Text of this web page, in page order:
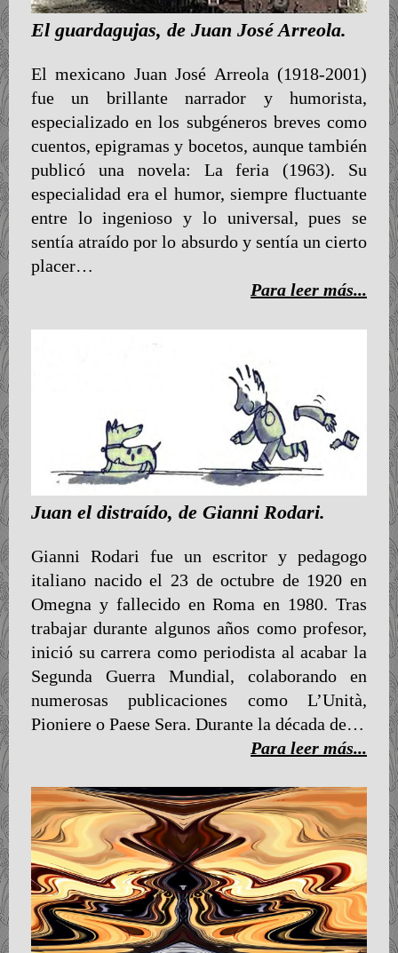
El guardagujas, de Juan José Arreola.
El mexicano Juan José Arreola (1918-2001)
fue un brillante narrador y humorista,
especializado en los subgéneros breves como
cuentos, epigramas y bocetos, aunque también
publicó una novela: La feria (1963). Su
especialidad era el humor, siempre fluctuante
entre lo ingenioso y lo universal, pues se
sentía atraído por lo absurdo y sentía un cierto
placer…
Para leer más...
Juan el distraído, de Gianni Rodari.
Gianni Rodari fue un escritor y pedagogo
italiano nacido el 23 de octubre de 1920 en
Omegna y fallecido en Roma en 1980. Tras
trabajar durante algunos años como profesor,
inició su carrera como periodista al acabar la
Segunda Guerra Mundial, colaborando en
numerosas publicaciones como L’Unità,
Pioniere o Paese Sera. Durante la década de…
Para leer más...